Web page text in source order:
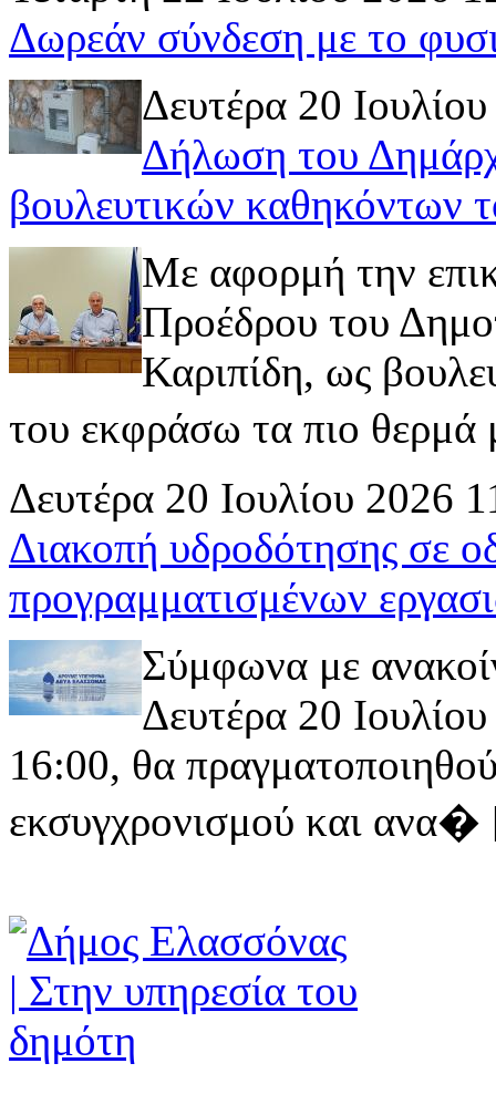
Δωρεάν σύνδεση με το
Δευτέρα 20
Δήλωση του
βουλευτικών καθηκόντων
Με αφορμή την
Προέδρου του
Καριπίδη, ως
του εκφράσω τα πιο
Δευτέρα 20 Ιουλίου 2026
Διακοπή υδροδότησης σε
προγραμματισμένων
Σύμφωνα με
Δευτέρα 20
16:00, θα
εκσυγχρονισμού και